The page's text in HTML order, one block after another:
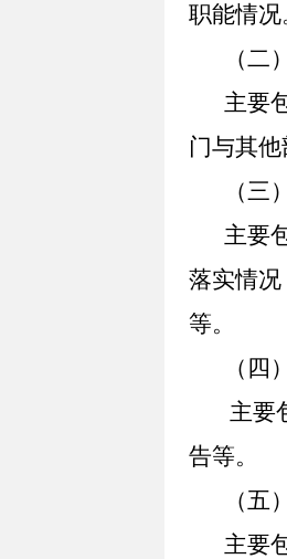
职能情况
（二
主要
门与其
（三
主要
落实情
等。
（四
主要
告等。
（五
主要